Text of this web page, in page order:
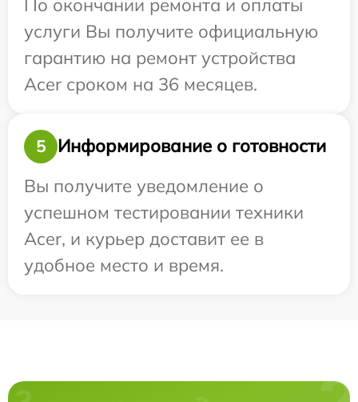
По окончании ремонта и оплаты
услуги Вы получите официальную
гарантию на ремонт устройства
Acer сроком на 36 месяцев.
5
Информирование о готовности
Вы получите уведомление о
успешном тестировании техники
Acer, и курьер доставит ее в
удобное место и время.